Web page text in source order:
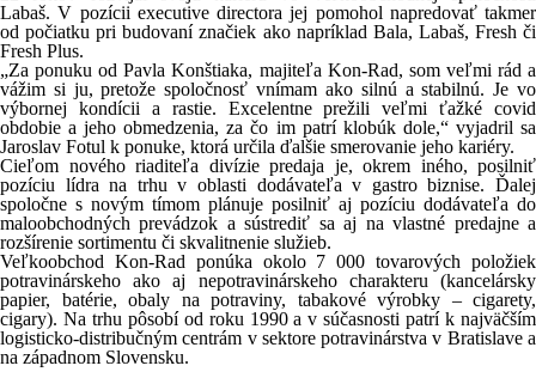
Labaš. V pozícii executive directora jej pomohol napredovať takmer
od počiatku pri budovaní značiek ako napríklad Bala, Labaš, Fresh či
Fresh Plus.
„Za ponuku od Pavla Konštiaka, majiteľa Kon-Rad, som veľmi rád a
vážim si ju, pretože spoločnosť vnímam ako silnú a stabilnú. Je vo
výbornej kondícii a rastie. Excelentne prežili veľmi ťažké covid
obdobie a jeho obmedzenia, za čo im patrí klobúk dole,“ vyjadril sa
Jaroslav Fotul k ponuke, ktorá určila ďalšie smerovanie jeho kariéry.
Cieľom nového riaditeľa divízie predaja je, okrem iného, posilniť
pozíciu lídra na trhu v oblasti dodávateľa v gastro biznise. Ďalej
spoločne s novým tímom plánuje posilniť aj pozíciu dodávateľa do
maloobchodných prevádzok a sústrediť sa aj na vlastné predajne a
rozšírenie sortimentu či skvalitnenie služieb.
Veľkoobchod Kon-Rad ponúka okolo 7 000 tovarových položiek
potravinárskeho ako aj nepotravinárskeho charakteru (kancelársky
papier, batérie, obaly na potraviny, tabakové výrobky – cigarety,
cigary). Na trhu pôsobí od roku 1990 a v súčasnosti patrí k najväčším
logisticko-distribučným centrám v sektore potravinárstva v Bratislave a
na západnom Slovensku.